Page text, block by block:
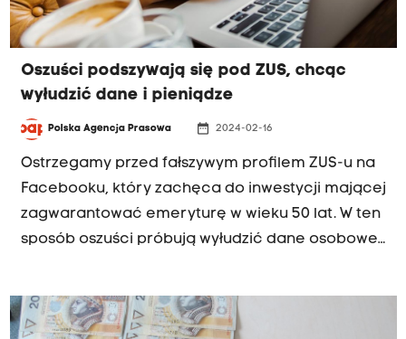
Oszuści podszywają się pod ZUS, chcąc
wyłudzić dane i pieniądze
Polska Agencja Prasowa date_range 2024-02-16
Ostrzegamy przed fałszywym profilem ZUS-u na
Facebooku, który zachęca do inwestycji mającej
zagwarantować emeryturę w wieku 50 lat. W ten
sposób oszuści próbują wyłudzić dane osobowe